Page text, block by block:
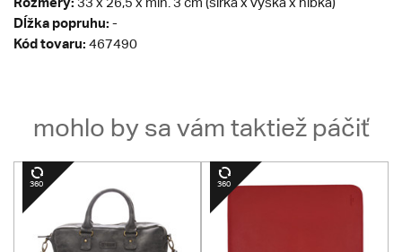
Dĺžka popruhu: -
Kód tovaru: 467490
mohlo by sa vám taktiež páčiť